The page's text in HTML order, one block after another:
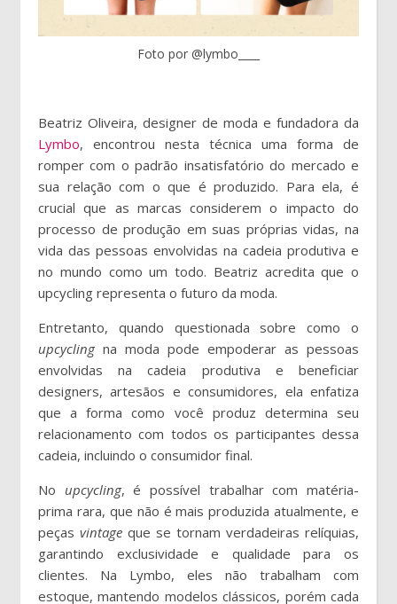
Foto por @lymbo____
Beatriz Oliveira, designer de moda e fundadora da
Lymbo, encontrou nesta técnica uma forma de
romper com o padrão insatisfatório do mercado e
sua relação com o que é produzido. Para ela, é
crucial que as marcas considerem o impacto do
processo de produção em suas próprias vidas, na
vida das pessoas envolvidas na cadeia produtiva e
no mundo como um todo. Beatriz acredita que o
upcycling representa o futuro da moda.
Entretanto, quando questionada sobre como o
upcyclingna moda pode empoderar as pessoas
envolvidas na cadeia produtiva e beneficiar
designers, artesãos e consumidores, ela enfatiza
que a forma como você produz determina seu
relacionamento com todos os participantes dessa
cadeia, incluindo o consumidor final.
No upcycling, é possível trabalhar com matéria-
prima rara, que não é mais produzida atualmente, e
peças vintage que se tornam verdadeiras relíquias,
garantindo exclusividade e qualidade para os
clientes. Na Lymbo, eles não trabalham com
estoque, mantendo modelos clássicos, porém cada